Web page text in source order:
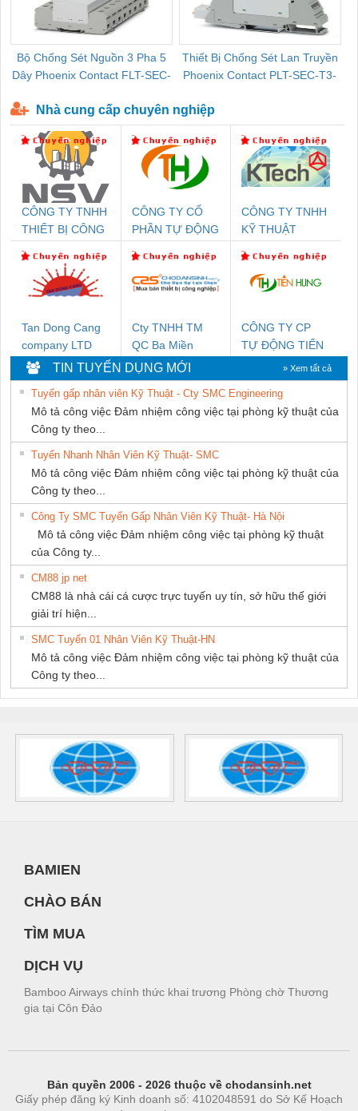
Bộ Chống Sét Nguồn 3 Pha 5
Dây Phoenix Contact FLT-SEC-
Thiết Bị Chống Sét Lan Truyền
Phoenix Contact PLT-SEC-T3-
Nhà cung cấp chuyên nghiệp
CÔNG TY TNHH
THIẾT BỊ CÔNG
SETSUBI VIỆT
NAM
CÔNG TY CỔ
PHẦN TỰ ĐỘNG
CÔNG TY TNHH
KỸ THUẬT
NAM
Tan Dong Cang
company LTD
Cty TNHH TM
QC Ba Miền
CÔNG TY CP
TỰ ĐỘNG TIẾN
TIN TUYỂN DỤNG MỚI » Xem tất cả
Tuyển gấp nhân viên Kỹ Thuật - Cty SMC Engineering
Mô tả công việc Đảm nhiệm công việc tại phòng kỹ thuật của
Công ty theo...
Tuyển Nhanh Nhân Viên Kỹ Thuật- SMC
Mô tả công việc Đảm nhiệm công việc tại phòng kỹ thuật của
Công ty theo...
Công Ty SMC Tuyển Gấp Nhân Viên Kỹ Thuật- Hà Nội
Mô tả công việc Đảm nhiệm công việc tại phòng kỹ thuật
của Công ty...
CM88 jp net
CM88 là nhà cái cá cược trực tuyến uy tín, sở hữu thế giới
giải trí hiện...
SMC Tuyển 01 Nhân Viên Kỹ Thuật-HN
Mô tả công việc Đảm nhiệm công việc tại phòng kỹ thuật của
Công ty theo...
BAMIEN
CHÀO BÁN
TÌM MUA
DỊCH VỤ
Bamboo Airways chính thức khai trương Phòng chờ Thương
gia tại Côn Đảo
Bản quyền 2006 - 2026 thuộc về chodansinh.net
Giấy phép đăng ký Kinh doanh số: 4102048591 do Sở Kế Hoạch